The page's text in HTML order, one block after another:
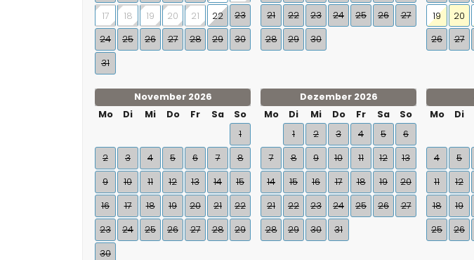
17
18 19 20 21 22
23
24
25 26 27 28 29
30
31
21
22 23 24 25 26
27
28
29 30
19
20
26
27
November 2026
Mo
Di Mi Do Fr Sa
So
1
2
3 4 5 6 7
8
9
10 11 12 13 14
15
16
17 18 19 20 21
22
23
24 25 26 27 28
29
30
Dezember 2026
Mo
Di Mi Do Fr Sa
So
1
2 3 4 5
6
7
8 9 10 11 12
13
14
15 16 17 18 19
20
21
22 23 24 25 26
27
28
29 30 31
Mo
Di
4
5
11
12
18
19
25
26